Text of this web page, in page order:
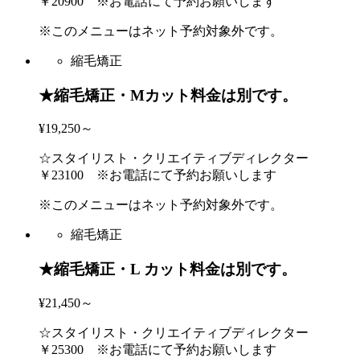
※このメニューはネット予約対象外です。
縮毛矯正
★縮毛矯正・Mカット料金は別です。
¥19,250～
☆スタイリスト・クリエイティブディレクター
￥23100 ※お電話にて予約お願いします
※このメニューはネット予約対象外です。
縮毛矯正
★縮毛矯正・L カット料金は別です。
¥21,450～
☆スタイリスト・クリエイティブディレクター
￥25300 ※お電話にて予約お願いします